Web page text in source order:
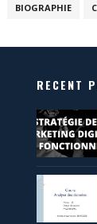
BIOGRAPHIE
RECENT